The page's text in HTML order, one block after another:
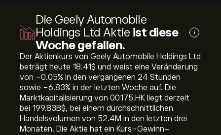
Die Geely Automobile
Holdings Ltd Aktie ist diese
Woche gefallen.
i
Der Aktienkurs von Geely Automobile Holdings Ltd
beträgt heute 18.41‎$‎ und weist eine Veränderung
von ‎-0.05‎% in den vergangenen 24 Stunden
sowie ‎-6.83‎% in der letzten Woche auf. Die
Marktkapitalisierung von 00175.HK liegt derzeit
bei 199.83B‎$‎, bei einem durchschnittlichen
Handelsvolumen von 52.4M in den letzten drei
Monaten. Die Aktie hat ein Kurs-Gewinn-